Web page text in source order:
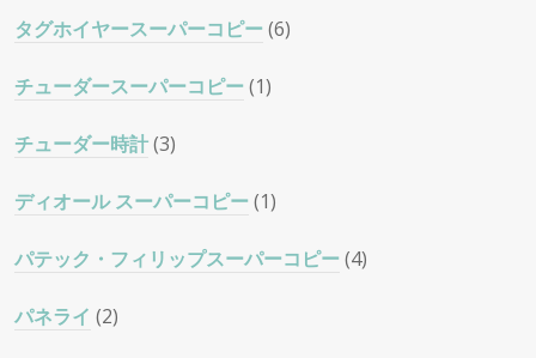
タグホイヤースーパーコピー(6)
チューダースーパーコピー(1)
チューダー時計(3)
ディオール スーパーコピー(1)
パテック・フィリップスーパーコピー(4)
パネライ (2)